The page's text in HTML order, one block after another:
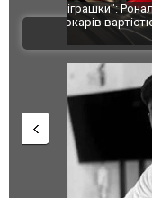
Huawei
моделлю